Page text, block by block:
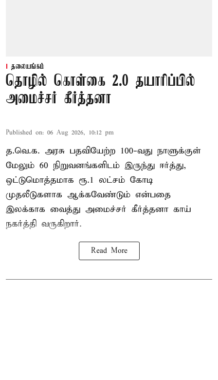
தலையங்கம்
தொழில் கொள்கை 2.0 தயாரிப்பில்
அமைச்சர் கீர்த்தனா
Published on: 06 Aug 2026, 10:12 pm
த.வெ.க. அரசு பதவியேற்ற 100-வது நாளுக்குள்
மேலும் 60 நிறுவனங்களிடம் இருந்து ஈர்த்து,
ஒட்டுமொத்தமாக ரூ.1 லட்சம் கோடி
முதலீடுகளாக ஆக்கவேண்டும் என்பதை
இலக்காக வைத்து அமைச்சர் கீர்த்தனா காய்
நகர்த்தி வருகிறார்.
Read More